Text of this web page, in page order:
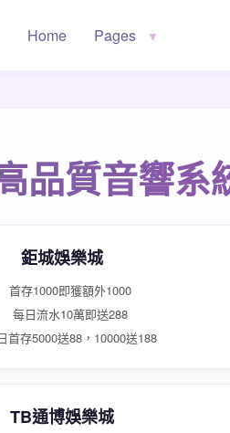
Home Pages ▼
品質音響系
鉅城娛樂城
首存1000即獲額外1000
每日流水10萬即送288
首存5000送88，10000送188
TB通博娛樂城